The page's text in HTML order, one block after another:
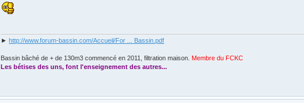
s
s
►http://www.forum-bassin.com/Accueil/For ... Bassin.pdf
Bassin bâché de + de 130m3 commencé en 2011, filtration maison. Membre du FCKC
Les bétises des uns, font l'enseignement des autres...